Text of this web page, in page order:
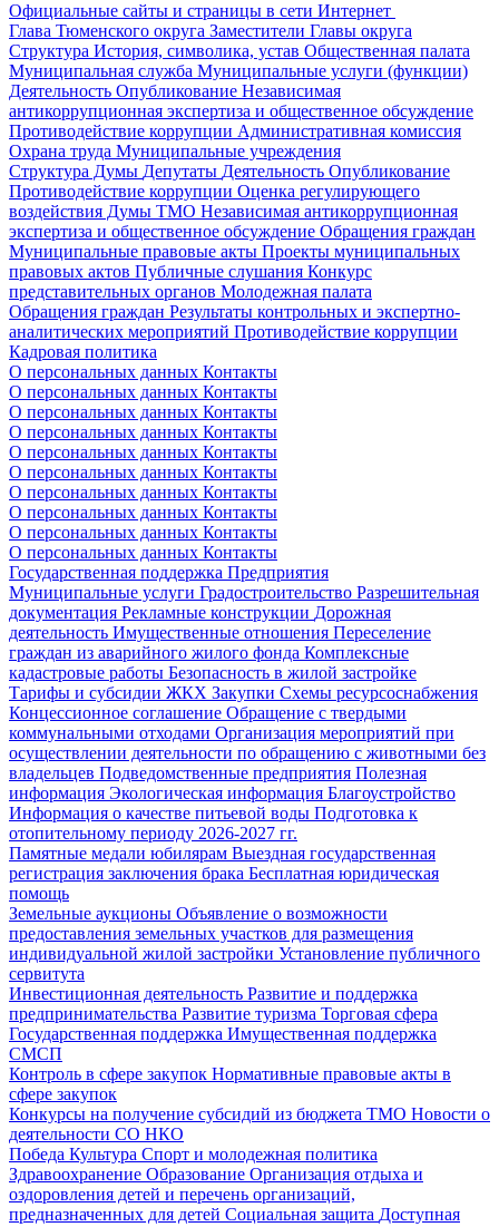
Официальные сайты и страницы в сети Интернет
Глава Тюменского округа Заместители Главы округа
Структура История, символика, устав Общественная палата
Муниципальная служба Муниципальные услуги (функции)
Деятельность Опубликование Независимая
антикоррупционная экспертиза и общественное обсуждение
Противодействие коррупции Административная комиссия
Охрана труда Муниципальные учреждения
Структура Думы Депутаты Деятельность Опубликование
Противодействие коррупции Оценка регулирующего
воздействия Думы ТМО Независимая антикоррупционная
экспертиза и общественное обсуждение Обращения граждан
Муниципальные правовые акты Проекты муниципальных
правовых актов Публичные слушания Конкурс
представительных органов Молодежная палата
Обращения граждан Результаты контрольных и экспертно-
аналитических мероприятий Противодействие коррупции
Кадровая политика
О персональных данных Контакты
О персональных данных Контакты
О персональных данных Контакты
О персональных данных Контакты
О персональных данных Контакты
О персональных данных Контакты
О персональных данных Контакты
О персональных данных Контакты
О персональных данных Контакты
О персональных данных Контакты
Государственная поддержка Предприятия
Муниципальные услуги Градостроительство Разрешительная
документация Рекламные конструкции Дорожная
деятельность Имущественные отношения Переселение
граждан из аварийного жилого фонда Комплексные
кадастровые работы Безопасность в жилой застройке
Тарифы и субсидии ЖКХ Закупки Схемы ресурсоснабжения
Концессионное соглашение Обращение с твердыми
коммунальными отходами Организация мероприятий при
осуществлении деятельности по обращению с животными без
владельцев Подведомственные предприятия Полезная
информация Экологическая информация Благоустройство
Информация о качестве питьевой воды Подготовка к
отопительному периоду 2026-2027 гг.
Памятные медали юбилярам Выездная государственная
регистрация заключения брака Бесплатная юридическая
помощь
Земельные аукционы Объявление о возможности
предоставления земельных участков для размещения
индивидуальной жилой застройки Установление публичного
сервитута
Инвестиционная деятельность Развитие и поддержка
предпринимательства Развитие туризма Торговая сфера
Государственная поддержка Имущественная поддержка
СМСП
Контроль в сфере закупок Нормативные правовые акты в
сфере закупок
Конкурсы на получение субсидий из бюджета ТМО Новости о
деятельности СО НКО
Победа Культура Спорт и молодежная политика
Здравоохранение Образование Организация отдыха и
оздоровления детей и перечень организаций,
предназначенных для детей Социальная защита Доступная